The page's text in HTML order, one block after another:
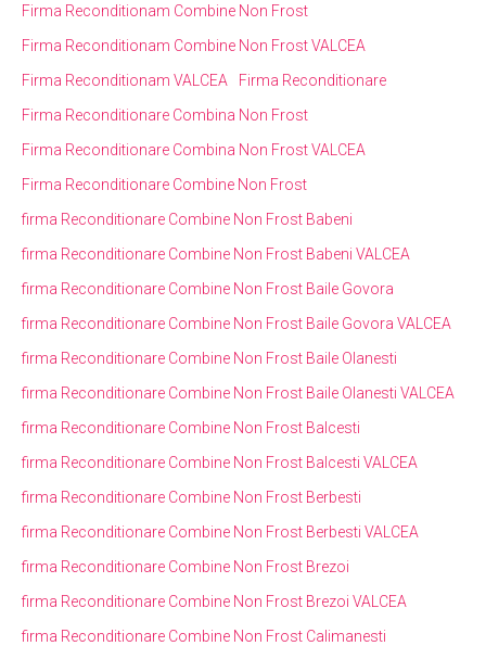
Firma Reconditionam Combine Non Frost
Firma Reconditionam Combine Non Frost VALCEA
Firma Reconditionam VALCEA
Firma Reconditionare
Firma Reconditionare Combina Non Frost
Firma Reconditionare Combina Non Frost VALCEA
Firma Reconditionare Combine Non Frost
firma Reconditionare Combine Non Frost Babeni
firma Reconditionare Combine Non Frost Babeni VALCEA
firma Reconditionare Combine Non Frost Baile Govora
firma Reconditionare Combine Non Frost Baile Govora VALCEA
firma Reconditionare Combine Non Frost Baile Olanesti
firma Reconditionare Combine Non Frost Baile Olanesti VALCEA
firma Reconditionare Combine Non Frost Balcesti
firma Reconditionare Combine Non Frost Balcesti VALCEA
firma Reconditionare Combine Non Frost Berbesti
firma Reconditionare Combine Non Frost Berbesti VALCEA
firma Reconditionare Combine Non Frost Brezoi
firma Reconditionare Combine Non Frost Brezoi VALCEA
firma Reconditionare Combine Non Frost Calimanesti